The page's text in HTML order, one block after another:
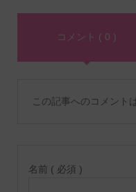
コメント ( 0 )
この記事へのコメント
名前 ( 必須 )